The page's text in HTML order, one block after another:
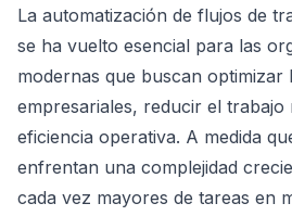
La automatización de flujos de
se ha vuelto esencial para las
modernas que buscan optimizar
empresariales, reducir el trabajo
eficiencia operativa. A medida
enfrentan una complejidad
cada vez mayores de tareas en